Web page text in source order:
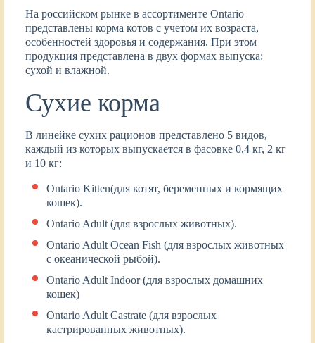
На российском рынке в ассортименте Ontario
представлены корма котов с учетом их возраста,
особенностей здоровья и содержания. При этом
продукция представлена в двух формах выпуска:
сухой и влажной.
Сухие корма
В линейке сухих рационов представлено 5 видов,
каждый из которых выпускается в фасовке 0,4 кг, 2 кг
и 10 кг:
Ontario Kitten(для котят, беременных и кормящих
кошек).
Ontario Adult (для взрослых животных).
Ontario Adult Ocean Fish (для взрослых животных
с океанической рыбой).
Ontario Adult Indoor (для взрослых домашних
кошек)
Ontario Adult Castrate (для взрослых
кастрированных животных).